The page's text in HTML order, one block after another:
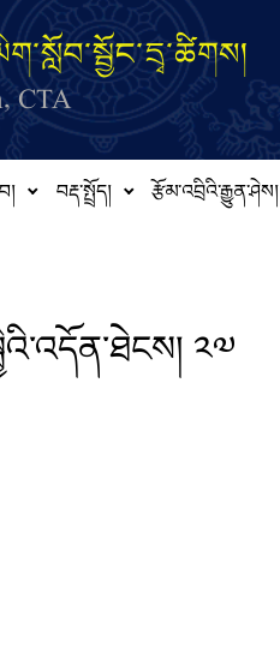
CTA
བརྡ་སྤྲོད། རྩོམ་འབྲིའི་རྒྱུན་ཤེས།
༢༧